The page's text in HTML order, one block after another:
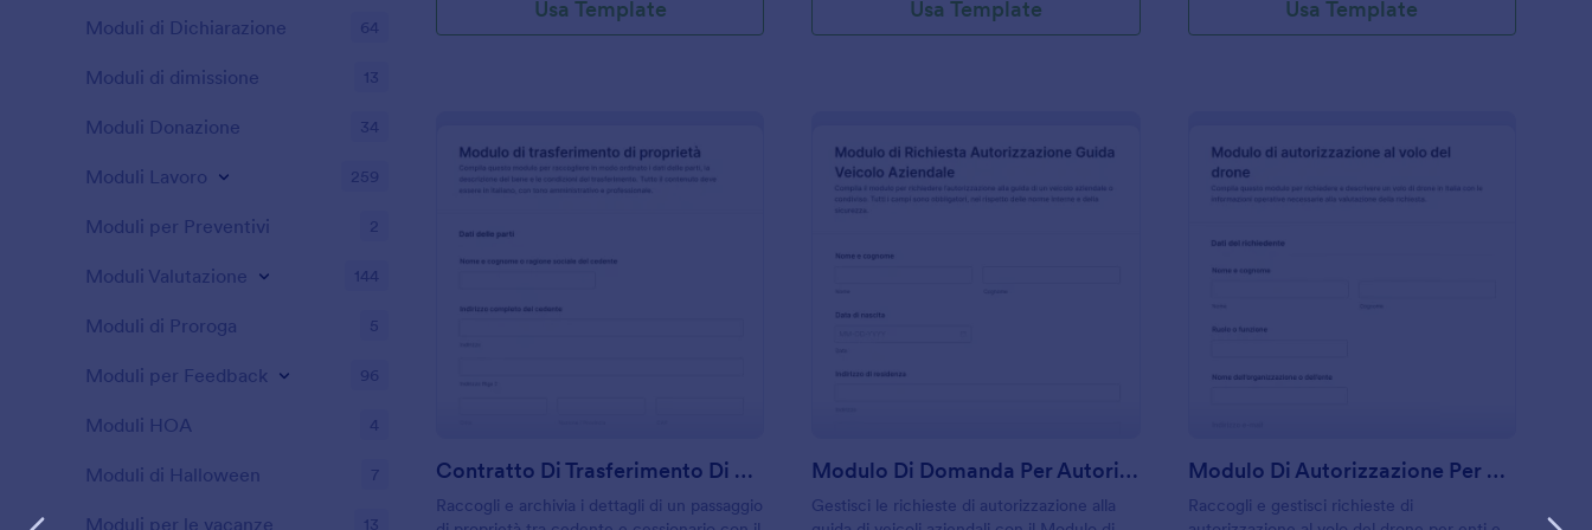
Usa Template Usa Template Usa Template
Contratto Di Trasferimento Di Proprietà
Raccogli e archivia i dettagli di un passaggio
Modulo Di Domanda Per Autorizzazione Alla Guida
Gestisci le richieste di autorizzazione alla
Modulo Di Autorizzazione Per Droni
Raccogli e gestisci richieste di
Moduli di Dichiarazione 64
Moduli di dimissione 13
Moduli Donazione 34
Moduli Lavoro 259
Moduli per Preventivi 2
Moduli Valutazione 144
Moduli di Proroga 5
Moduli per Feedback 96
Moduli HOA 4
Moduli di Halloween 7
Moduli per le vacanze 13